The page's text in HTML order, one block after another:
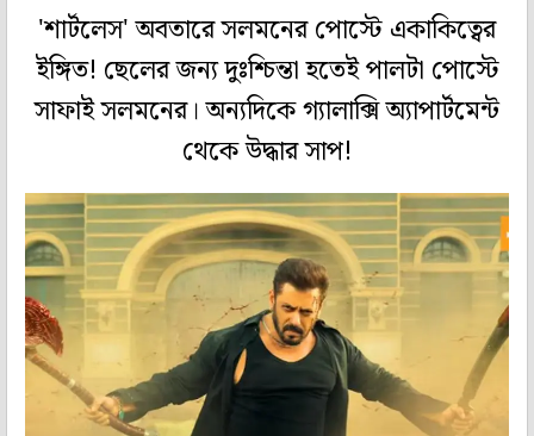
'শার্টলেস' অবতারে সলমনের পোস্টে একাকিত্বের
ইঙ্গিত! ছেলের জন্য দুঃশ্চিন্তা হতেই পালটা পোস্টে
সাফাই সলমনের। অন্যদিকে গ্যালাক্সি অ্যাপার্টমেন্ট
থেকে উদ্ধার সাপ!